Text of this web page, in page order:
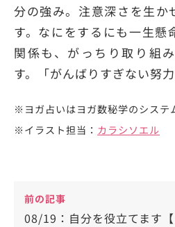
分の強み。注意深さを生か
す。なにをするにも一生懸
関係も、がっちり取り組
す。「がんばりすぎない努力
※ヨガ占いはヨガ数秘学のシステ
※イラスト担当： カラシソエル
前の記事
08/19：自分を役立てます【